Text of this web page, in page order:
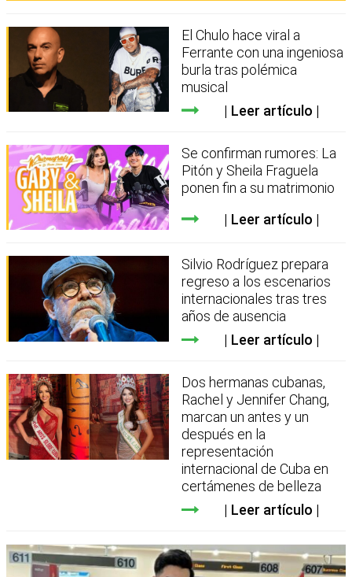
El Chulo hace viral a
Ferrante con una ingeniosa
burla tras polémica
musical
Leer artículo
Se confirman rumores: La
Pitón y Sheila Fraguela
ponen fin a su matrimonio
Leer artículo
Silvio Rodríguez prepara
regreso a los escenarios
internacionales tras tres
años de ausencia
Leer artículo
Dos hermanas cubanas,
Rachel y Jennifer Chang,
marcan un antes y un
después en la
representación
internacional de Cuba en
certámenes de belleza
Leer artículo